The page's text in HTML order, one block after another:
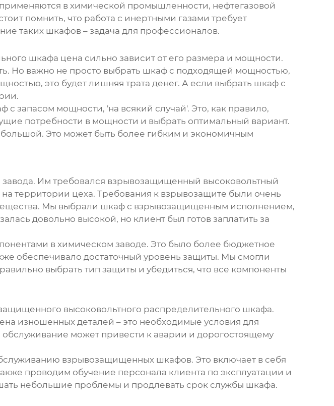
в химической промышленности, нефтегазовой
помнить, что работа с инертными газами требует
таких шкафов – задача для профессионалов.
шкафа цена сильно зависит от его размера и мощности.
Но важно не просто выбрать шкаф с подходящей мощностью,
это будет лишняя трата денег. А если выбрать шкаф с
с запасом мощности, 'на всякий случай'. Это, как правило,
потребности в мощности и выбрать оптимальный вариант.
Это может быть более гибким и экономичным
Им требовался взрывозащищенный высоковольтный
территории цеха. Требования к взрывозащите были очень
Мы выбрали шкаф с взрывозащищенным исполнением,
довольно высокой, но клиент был готов заплатить за
в химическом заводе. Это было более бюджетное
обеспечивало достаточный уровень защиты. Мы смогли
выбрать тип защиты и убедиться, что все компоненты
высоковольтного распределительного шкафа.
изношенных деталей – это необходимые условия для
может привести к аварии и дорогостоящему
взрывозащищенных шкафов. Это включает в себя
проводим обучение персонала клиента по эксплуатации и
небольшие проблемы и продлевать срок службы шкафа.